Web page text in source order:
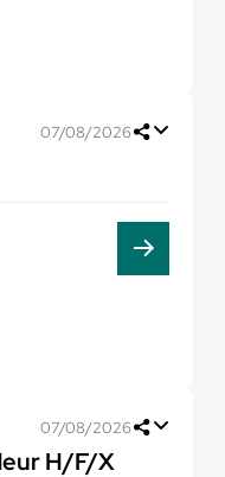
07/08/2026
07/08/2026
H/F/X